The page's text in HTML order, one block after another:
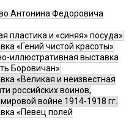
Антонина Федоровича
пластика и «синяя» посуда»
«Гений чистой красоты»
иллюстративная выставка
Боровичан»
«Великая и неизвестная
российских воинов,
войне 1914-1918 гг.
«Певец полей